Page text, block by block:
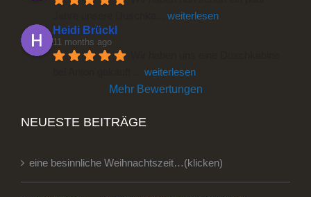
weiterlesen
Heidi Brückl
11 months ago
weiterlesen
Mehr Bewertungen
NEUESTE BEITRÄGE
eine besinnliche Weihnachtszeit…(klicken)